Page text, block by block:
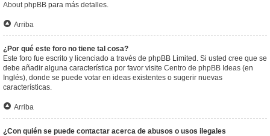
About phpBB para más detalles.
Arriba
¿Por qué este foro no tiene tal cosa?
Este foro fue escrito y licenciado a través de phpBB Limited. Si usted cree que se
debe añadir alguna característica por favor visite Centro de phpBB Ideas (en
Inglés), donde se puede votar en ideas existentes o sugerir nuevas
características.
Arriba
¿Con quién se puede contactar acerca de abusos o usos ilegales